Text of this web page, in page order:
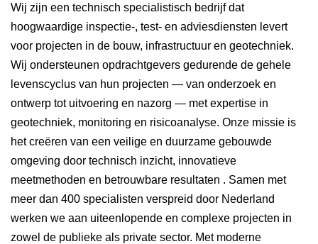
Wij zijn een technisch specialistisch bedrijf dat
hoogwaardige inspectie-, test- en adviesdiensten levert
voor projecten in de bouw, infrastructuur en geotechniek.
Wij ondersteunen opdrachtgevers gedurende de gehele
levenscyclus van hun projecten — van onderzoek en
ontwerp tot uitvoering en nazorg — met expertise in
geotechniek, monitoring en risicoanalyse. Onze missie is
het creëren van een veilige en duurzame gebouwde
omgeving door technisch inzicht, innovatieve
meetmethoden en betrouwbare resultaten . Samen met
meer dan 400 specialisten verspreid door Nederland
werken we aan uiteenlopende en complexe projecten in
zowel de publieke als private sector. Met moderne